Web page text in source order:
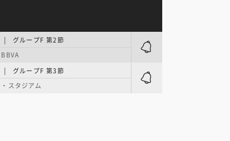
グループF 第2節
グループF 第3節
スタジアム